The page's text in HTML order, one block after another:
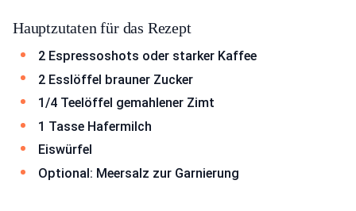
Hauptzutaten für das Rezept
2 Espressoshots oder starker Kaffee
2 Esslöffel brauner Zucker
1/4 Teelöffel gemahlener Zimt
1 Tasse Hafermilch
Eiswürfel
Optional: Meersalz zur Garnierung